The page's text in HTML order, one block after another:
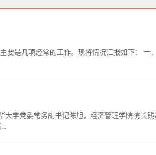
是几项经常的工作。现将情况汇报如下： 一
学党委常务副书记陈旭，经济管理学院院长